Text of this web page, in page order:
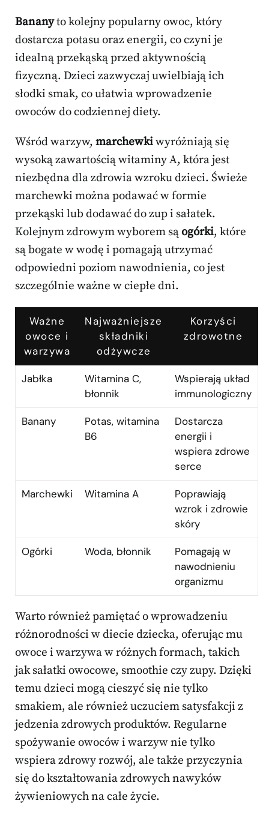
Bananyto kolejny popularny owoc, który
dostarcza potasu oraz energii, co czyni je
idealną przekąską przed aktywnością
fizyczną. Dzieci zazwyczaj uwielbiają ich
słodki smak, co ułatwia wprowadzenie
owoców do codziennej diety.
Wśród warzyw, marchewkiwyróżniają się
wysoką zawartością witaminy A, która jest
niezbędna dla zdrowia wzroku dzieci. Świeże
marchewki można podawać w formie
przekąski lub dodawać do zup i sałatek.
Kolejnym zdrowym wyborem sąogórki, które
są bogate w wodę i pomagają utrzymać
odpowiedni poziom nawodnienia, co jest
szczególnie ważne w ciepłe dni.
Ważne
owoce i
warzywa
Najważniejsze
składniki
odżywcze
Korzyści
zdrowotne
Jabłka
Witamina C,
błonnik
Wspierają układ
immunologiczny
Banany
Potas, witamina
B6
Dostarcza
energii i
wspiera zdrowe
serce
Marchewki Witamina A
Poprawiają
wzrok i zdrowie
skóry
Ogórki Woda, błonnik
Pomagają w
nawodnieniu
organizmu
Warto również pamiętać o wprowadzeniu
różnorodności w diecie dziecka, oferując mu
owoce i warzywa w różnych formach, takich
jak sałatki owocowe, smoothie czy zupy. Dzięki
temu dzieci mogą cieszyć się nie tylko
smakiem, ale również uczuciem satysfakcji z
jedzenia zdrowych produktów. Regularne
spożywanie owoców i warzyw nie tylko
wspiera zdrowy rozwój, ale także przyczynia
się do kształtowania zdrowych nawyków
żywieniowych na całe życie.